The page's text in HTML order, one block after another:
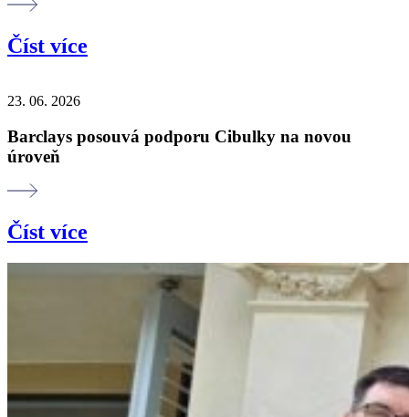
Číst více
23. 06. 2026
Barclays posouvá podporu Cibulky na novou
úroveň
Číst více